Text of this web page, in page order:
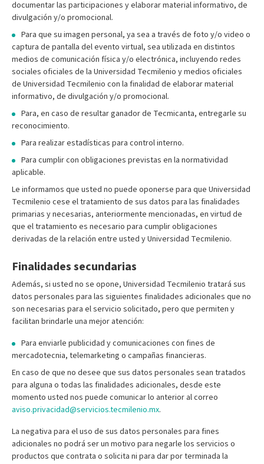
documentar las participaciones y elaborar material informativo, de
divulgación y/o promocional.
Para que su imagen personal, ya sea a través de foto y/o video o
captura de pantalla del evento virtual, sea utilizada en distintos
medios de comunicación física y/o electrónica, incluyendo redes
sociales oficiales de la Universidad Tecmilenio y medios oficiales
de Universidad Tecmilenio con la finalidad de elaborar material
informativo, de divulgación y/o promocional.
Para, en caso de resultar ganador de Tecmicanta, entregarle su
reconocimiento.
Para realizar estadísticas para control interno.
Para cumplir con obligaciones previstas en la normatividad
aplicable.
Le informamos que usted no puede oponerse para que Universidad
Tecmilenio cese el tratamiento de sus datos para las finalidades
primarias y necesarias, anteriormente mencionadas, en virtud de
que el tratamiento es necesario para cumplir obligaciones
derivadas de la relación entre usted y Universidad Tecmilenio.
Finalidades secundarias
Además, si usted no se opone, Universidad Tecmilenio tratará sus
datos personales para las siguientes finalidades adicionales que no
son necesarias para el servicio solicitado, pero que permiten y
facilitan brindarle una mejor atención:
Para enviarle publicidad y comunicaciones con fines de
mercadotecnia, telemarketing o campañas financieras.
En caso de que no desee que sus datos personales sean tratados
para alguna o todas las finalidades adicionales, desde este
momento usted nos puede comunicar lo anterior al correo
aviso.privacidad@servicios.tecmilenio.mx.
La negativa para el uso de sus datos personales para fines
adicionales no podrá ser un motivo para negarle los servicios o
productos que contrata o solicita ni para dar por terminada la